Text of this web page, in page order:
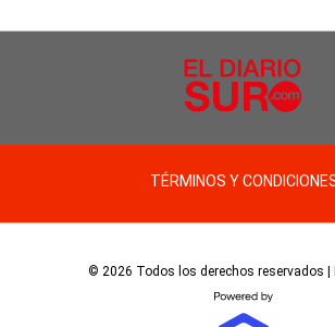
TÉRMINOS Y
© 2026 Todos los derechos reservados |